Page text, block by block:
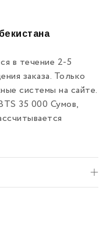
в течение 2-5
заказа. Только
системы на сайте.
35 000 Сумов,